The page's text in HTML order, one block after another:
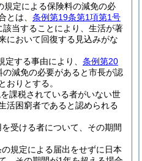
規定による保険料の減免の必
とは、 条例第19条第1項第1号
該当することにより、生活が著
において回復する見込みがな
定する事由により、 条例第20
減免の必要があると市長が認
おりとする。
課税されている者がいない世
活困窮者であると認められる
受ける者について、その期間
規定による届出をせずに日本